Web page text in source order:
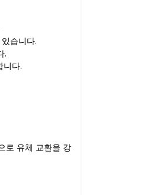
습니다.
.
니다.
로 유체 교환을 강